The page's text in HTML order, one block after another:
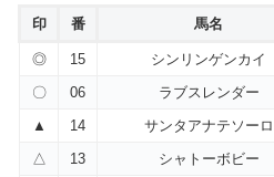
印 番 馬名
◎ 15 シンリンゲンカイ
〇
06 ラブスレンダー
▲
14 サンタアナテソーロ
△
13 シャトーボビー